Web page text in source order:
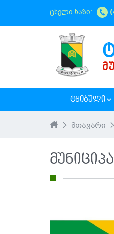
ცხელი ხაზი:
ᲢᲧᲘᲑᲣᲚᲘ
მთავარი